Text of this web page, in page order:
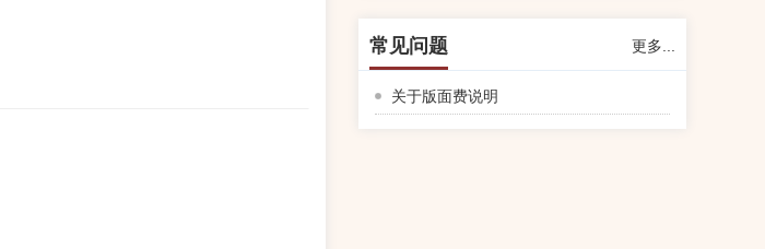
2022-10-27
2022-07-28
常见问题 更多...
关于版面费说明